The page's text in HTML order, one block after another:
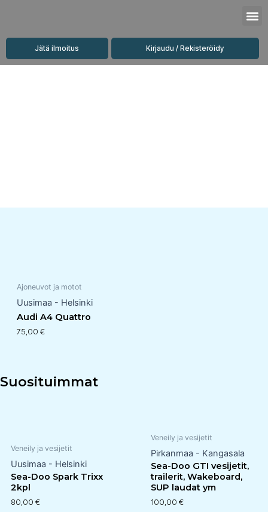
Jätä ilmoitus Kirjaudu / Rekisteröidy
Ajoneuvot ja motot
Uusimaa - Helsinki
Audi A4 Quattro
75,00 €
Suosituimmat
Veneily ja vesijetit
Uusimaa - Helsinki
Sea-Doo Spark Trixx
2kpl
80,00 €
Veneily ja vesijetit
Pirkanmaa - Kangasala
Sea-Doo GTI vesijetit,
trailerit, Wakeboard,
SUP laudat ym
100,00 €